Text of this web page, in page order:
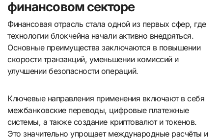
финансовом секторе
Финансовая отрасль стала одной из первых сфер, где
технологии блокчейна начали активно внедряться.
Основные преимущества заключаются в повышении
скорости транзакций, уменьшении комиссий и
улучшении безопасности операций.
Ключевые направления применения включают в себя
межбанковские переводы, цифровые платежные
системы, а также создание криптовалют и токенов.
Это значительно упрощает международные расчёты и